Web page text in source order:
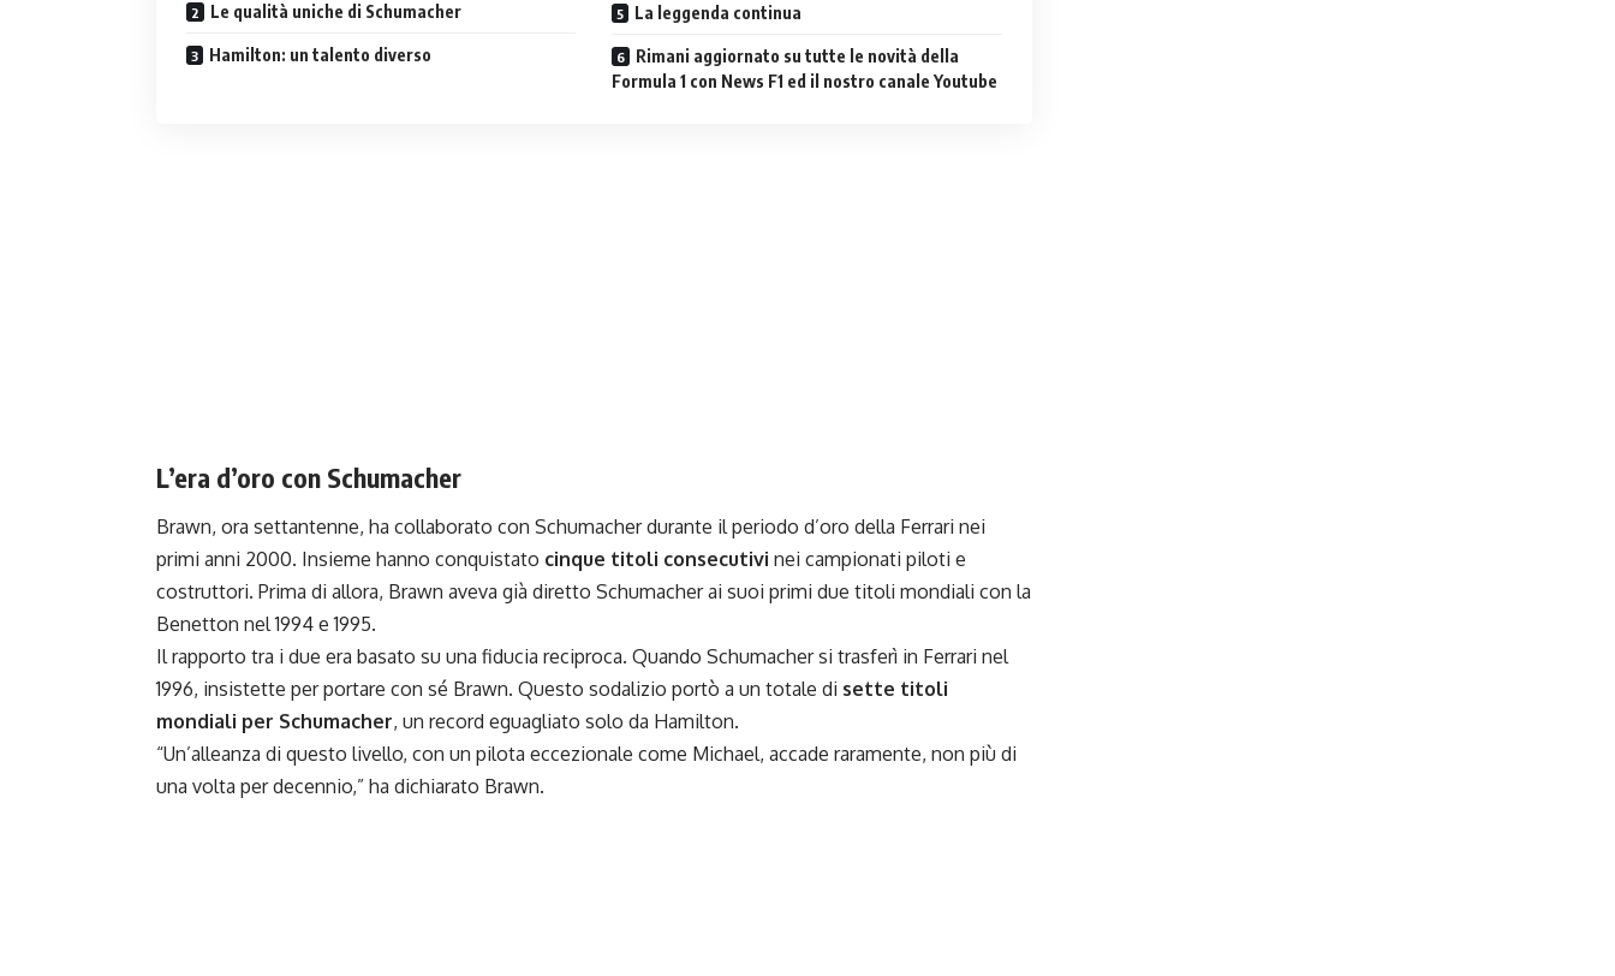
Le qualità uniche di Schumacher
Hamilton: un talento diverso
La leggenda continua
Rimani aggiornato su tutte le novità della
Formula 1 con News F1 ed il nostro canale Youtube
L’era d’oro con Schumacher
Brawn, ora settantenne, ha collaborato con Schumacher durante il periodo d’oro della Ferrari nei
primi anni 2000. Insieme hanno conquistato cinque titoli consecutivi nei campionati piloti e
costruttori. Prima di allora, Brawn aveva già diretto Schumacher ai suoi primi due titoli mondiali con la
Benetton nel 1994 e 1995.
Il rapporto tra i due era basato su una fiducia reciproca. Quando Schumacher si trasferì in Ferrari nel
1996, insistette per portare con sé Brawn. Questo sodalizio portò a un totale di sette titoli
mondiali per Schumacher, un record eguagliato solo da Hamilton.
“Un’alleanza di questo livello, con un pilota eccezionale come Michael, accade raramente, non più di
una volta per decennio,” ha dichiarato Brawn.